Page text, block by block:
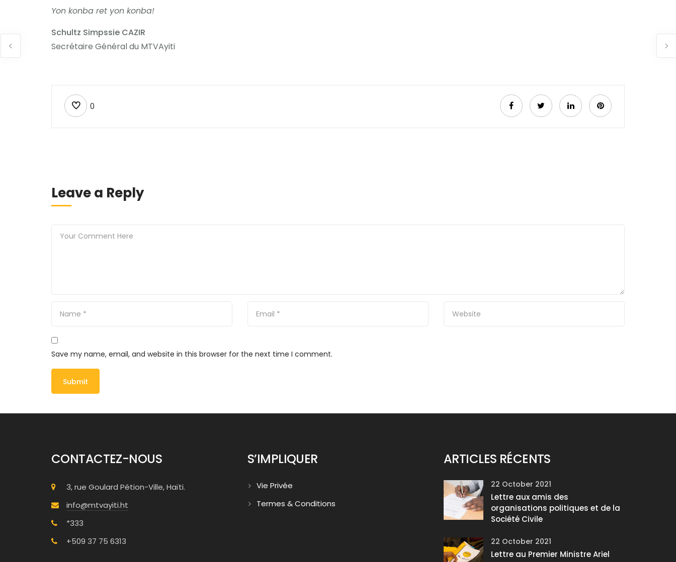
Yon konba ret yon konba!
Schultz Simpssie CAZIR
Secrétaire Général du MTVAyiti
0
Leave a Reply
Save my name, email, and website in this browser for the next time I comment.
CONTACTEZ-NOUS
3, rue Goulard Pétion-Ville, Haïti.
info@mtvayiti.ht
*333
+509 37 75 6313
S’IMPLIQUER
Vie Privée
Termes & Conditions
ARTICLES RÉCENTS
22 October 2021
Lettre aux amis des
organisations politiques et de la
Société Civile
22 October 2021
Lettre au Premier Ministre Ariel